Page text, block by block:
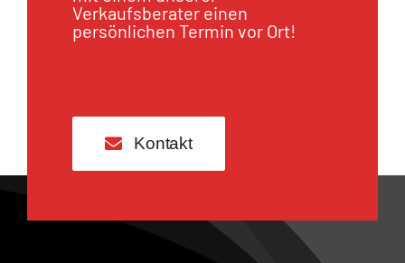
Verkaufsberater einen
persönlichen Termin vor Ort!
Kontakt